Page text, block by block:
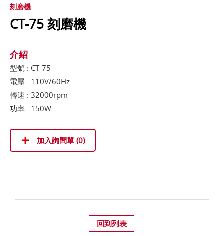
刻磨機
CT-75 刻磨機
介紹
型號 : CT-75
電壓 : 110V/60Hz
轉速 : 32000rpm
功率 : 150W
加入詢問單 (0)
回到列表